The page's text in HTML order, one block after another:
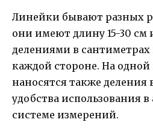
Линейки бывают разных
они имеют длину 15-30 см
делениями в
каждой стороне. На одной
наносятся также деления
удобства использования
системе измерений.